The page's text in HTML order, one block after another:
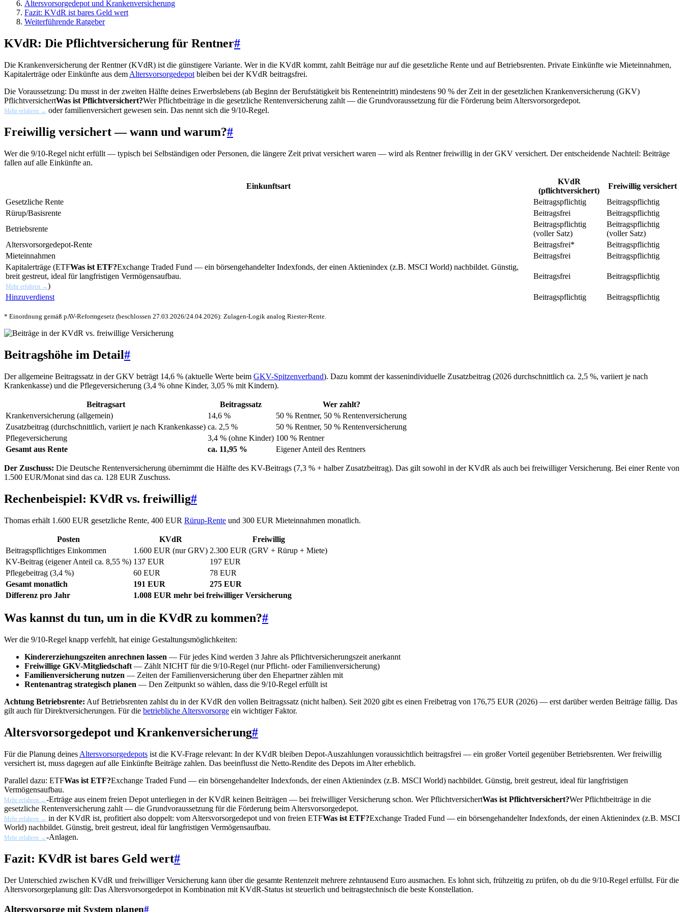
Altersvorsorgedepot und Krankenversicherung
Fazit: KVdR ist bares Geld wert
Weiterführende Ratgeber
KVdR: Die Pflichtversicherung für Rentner#
Die Krankenversicherung der Rentner (KVdR) ist die günstigere Variante. Wer in die KVdR kommt, zahlt Beiträge nur auf die gesetzliche Rente und auf Betriebsrenten. Private Einkünfte wie Mieteinnahmen,
Kapitalerträge oder Einkünfte aus dem Altersvorsorgedepot bleiben bei der KVdR beitragsfrei.
Die Voraussetzung: Du musst in der zweiten Hälfte deines Erwerbslebens (ab Beginn der Berufstätigkeit bis Renteneintritt) mindestens 90 % der Zeit in der gesetzlichen Krankenversicherung (GKV)
PflichtversichertWas ist Pflichtversichert?Wer Pflichtbeiträge in die gesetzliche Rentenversicherung zahlt — die Grundvoraussetzung für die Förderung beim Altersvorsorgedepot.
Mehr erfahren → oder familienversichert gewesen sein. Das nennt sich die 9/10-Regel.
Freiwillig versichert — wann und warum?#
Wer die 9/10-Regel nicht erfüllt — typisch bei Selbständigen oder Personen, die längere Zeit privat versichert waren — wird als Rentner freiwillig in der GKV versichert. Der entscheidende Nachteil: Beiträge
fallen auf alle Einkünfte an.
Einkunftsart
KVdR
(pflichtversichert)
Freiwillig versichert
Gesetzliche Rente
Beitragspflichtig
Beitragspflichtig
Rürup/Basisrente
Beitragsfrei
Beitragspflichtig
Betriebsrente
Beitragspflichtig
(voller Satz)
Beitragspflichtig
(voller Satz)
Altersvorsorgedepot-Rente
Beitragsfrei*
Beitragspflichtig
Mieteinnahmen
Beitragsfrei
Beitragspflichtig
Kapitalerträge (ETFWas ist ETF?Exchange Traded Fund — ein börsengehandelter Indexfonds, der einen Aktienindex (z.B. MSCI World) nachbildet. Günstig,
breit gestreut, ideal für langfristigen Vermögensaufbau.
Mehr erfahren →)
Beitragsfrei Beitragspflichtig
Hinzuverdienst Beitragspflichtig Beitragspflichtig
* Einordnung gemäß pAV-Reformgesetz (beschlossen 27.03.2026/24.04.2026): Zulagen-Logik analog Riester-Rente.
Beitragshöhe im Detail#
Der allgemeine Beitragssatz in der GKV beträgt 14,6 % (aktuelle Werte beim GKV-Spitzenverband). Dazu kommt der kassenindividuelle Zusatzbeitrag (2026 durchschnittlich ca. 2,5 %, variiert je nach
Krankenkasse) und die Pflegeversicherung (3,4 % ohne Kinder, 3,05 % mit Kindern).
Beitragsart Beitragssatz
Wer zahlt?
Krankenversicherung (allgemein)
14,6 %
50 % Rentner, 50 % Rentenversicherung
Zusatzbeitrag (durchschnittlich, variiert je nach Krankenkasse) ca. 2,5 %
50 % Rentner, 50 % Rentenversicherung
Pflegeversicherung
3,4 % (ohne Kinder) 100 % Rentner
Gesamt aus Rente
ca. 11,95 % Eigener Anteil des Rentners
Der Zuschuss: Die Deutsche Rentenversicherung übernimmt die Hälfte des KV-Beitrags (7,3 % + halber Zusatzbeitrag). Das gilt sowohl in der KVdR als auch bei freiwilliger Versicherung. Bei einer Rente von
1.500 EUR/Monat sind das ca. 128 EUR Zuschuss.
Rechenbeispiel: KVdR vs. freiwillig#
Thomas erhält 1.600 EUR gesetzliche Rente, 400 EUR Rürup-Rente und 300 EUR Mieteinnahmen monatlich.
Posten KVdR
Freiwillig
Beitragspflichtiges Einkommen
1.600 EUR (nur GRV) 2.300 EUR (GRV + Rürup + Miete)
KV-Beitrag (eigener Anteil ca. 8,55 %) 137 EUR
197 EUR
Pflegebeitrag (3,4 %)
60 EUR
78 EUR
Gesamt monatlich
191 EUR
275 EUR
Differenz pro Jahr
1.008 EUR mehr bei freiwilliger Versicherung
Was kannst du tun, um in die KVdR zu kommen?#
Wer die 9/10-Regel knapp verfehlt, hat einige Gestaltungsmöglichkeiten:
Kindererziehungszeiten anrechnen lassen — Für jedes Kind werden 3 Jahre als Pflichtversicherungszeit anerkannt
Freiwillige GKV-Mitgliedschaft — Zählt NICHT für die 9/10-Regel (nur Pflicht- oder Familienversicherung)
Familienversicherung nutzen — Zeiten der Familienversicherung über den Ehepartner zählen mit
Rentenantrag strategisch planen — Den Zeitpunkt so wählen, dass die 9/10-Regel erfüllt ist
Achtung Betriebsrente: Auf Betriebsrenten zahlst du in der KVdR den vollen Beitragssatz (nicht halben). Seit 2020 gibt es einen Freibetrag von 176,75 EUR (2026) — erst darüber werden Beiträge fällig. Das
gilt auch für Direktversicherungen. Für die betriebliche Altersvorsorge ein wichtiger Faktor.
Altersvorsorgedepot und Krankenversicherung#
Für die Planung deines Altersvorsorgedepots ist die KV-Frage relevant: In der KVdR bleiben Depot-Auszahlungen voraussichtlich beitragsfrei — ein großer Vorteil gegenüber Betriebsrenten. Wer freiwillig
versichert ist, muss dagegen auf alle Einkünfte Beiträge zahlen. Das beeinflusst die Netto-Rendite des Depots im Alter erheblich.
Parallel dazu: ETFWas ist ETF?Exchange Traded Fund — ein börsengehandelter Indexfonds, der einen Aktienindex (z.B. MSCI World) nachbildet. Günstig, breit gestreut, ideal für langfristigen
Vermögensaufbau.
Mehr erfahren →-Erträge aus einem freien Depot unterliegen in der KVdR keinen Beiträgen — bei freiwilliger Versicherung schon. WerPflichtversichertWas ist Pflichtversichert?Wer Pflichtbeiträge in die
gesetzliche Rentenversicherung zahlt — die Grundvoraussetzung für die Förderung beim Altersvorsorgedepot.
Mehr erfahren → in der KVdR ist, profitiert also doppelt: vom Altersvorsorgedepot und von freien ETFWas ist ETF?Exchange Traded Fund — ein börsengehandelter Indexfonds, der einen Aktienindex (z.B. MSCI
World) nachbildet. Günstig, breit gestreut, ideal für langfristigen Vermögensaufbau.
Mehr erfahren →-Anlagen.
Fazit: KVdR ist bares Geld wert#
Der Unterschied zwischen KVdR und freiwilliger Versicherung kann über die gesamte Rentenzeit mehrere zehntausend Euro ausmachen. Es lohnt sich, frühzeitig zu prüfen, ob du die 9/10-Regel erfüllst. Für die
Altersvorsorgeplanung gilt: Das Altersvorsorgedepot in Kombination mit KVdR-Status ist steuerlich und beitragstechnisch die beste Konstellation.
Altersvorsorge mit System planen#